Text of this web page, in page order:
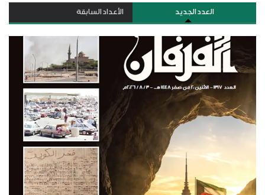
العدد الجديد الأعداد السابقة